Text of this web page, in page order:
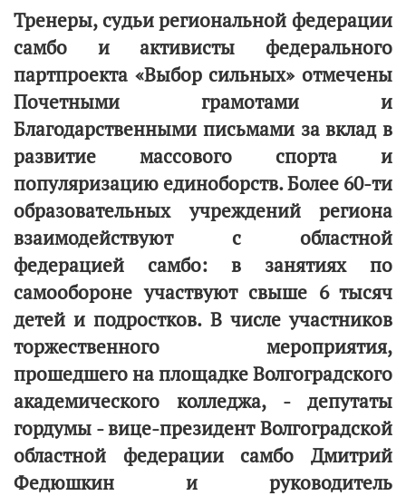
Тренеры, судьи региональной федерации
самбо и активисты федерального
партпроекта «Выбор сильных» отмечены
Почетными грамотами и
Благодарственными письмами за вклад в
развитие массового спорта и
популяризацию единоборств. Более 60-ти
образовательных учреждений региона
взаимодействуют с областной
федерацией самбо: в занятиях по
самообороне участвуют свыше 6 тысяч
детей и подростков. В числе участников
торжественного мероприятия,
прошедшего на площадке Волгоградского
академического колледжа, - депутаты
гордумы - вице-президент Волгоградской
областной федерации самбо Дмитрий
Федюшкин и руководитель